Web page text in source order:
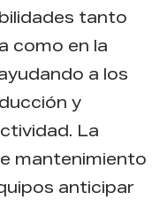
tanto
como en la
a los
y
La
mantenimiento
anticipar